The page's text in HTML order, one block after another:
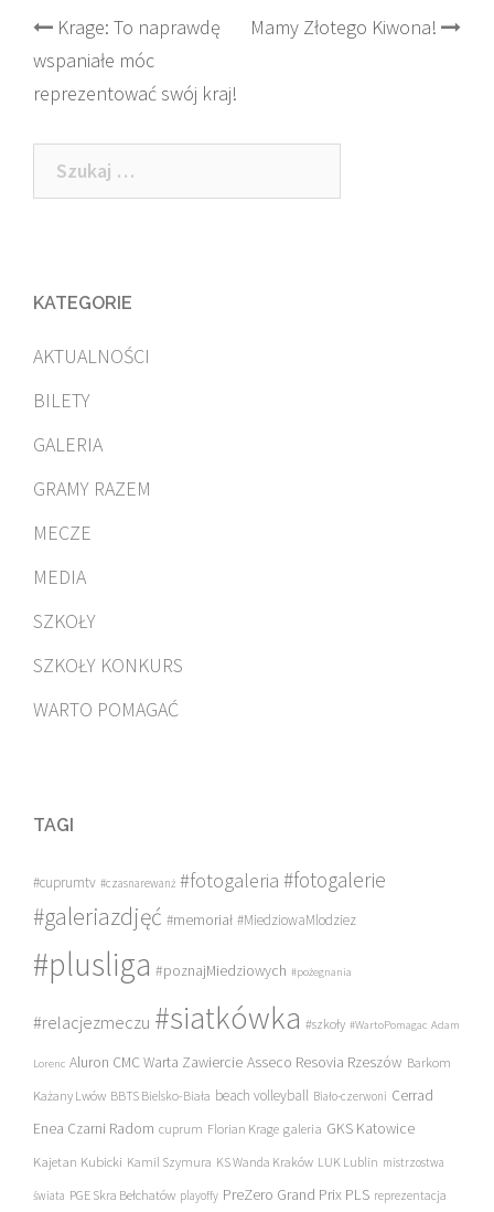
Post
navigation
Krage: To naprawdę
wspaniałe móc
reprezentować swój kraj!
Mamy Złotego Kiwona!
Szukaj:
KATEGORIE
AKTUALNOŚCI
BILETY
GALERIA
GRAMY RAZEM
MECZE
MEDIA
SZKOŁY
SZKOŁY KONKURS
WARTO POMAGAĆ
TAGI
#cuprumtv #czasnarewanż #fotogaleria #fotogalerie
#galeriazdjęć #memoriał #MiedziowaMlodziez
#plusliga #poznajMiedziowych #pożegnania
#relacjezmeczu #siatkówka #szkoły #WartoPomagac Adam
Lorenc Aluron CMC Warta Zawiercie Asseco Resovia Rzeszów Barkom
Każany Lwów BBTS Bielsko-Biała beach volleyball Biało-czerwoni Cerrad
Enea Czarni Radom cuprum Florian Krage galeria GKS Katowice
Kajetan Kubicki Kamil Szymura KS Wanda Kraków LUK Lublin mistrzostwa
świata PGE Skra Bełchatów playoffy PreZero Grand Prix PLS reprezentacja